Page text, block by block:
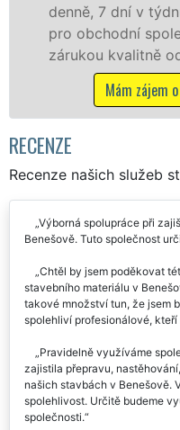
tak
RECENZE
Recenze našich služeb
Výborná spolupráce při
Chtěl by jsem poděkovat
stavebního materiálu v
takové množství tun, že jsem
Pravidelně využíváme
zajistila přepravu,
našich stavbách v Benešově.
spolehlivost. Určitě budeme